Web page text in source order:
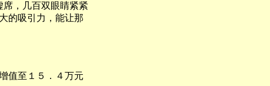
，几百双眼睛紧紧
的吸引力，能让那
值至１５．４万元